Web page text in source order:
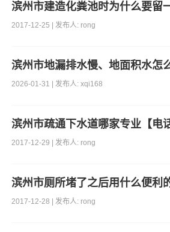
滨州市建造化粪池时为什么要留
2017-12-25 | 发布人: rong
滨州市地漏排水慢、地面积水怎
2026-01-31 | 发布人: xqi168
滨州市疏通下水道哪家专业【电
2017-12-29 | 发布人: rong
滨州市厕所堵了之后用什么便利
2017-12-28 | 发布人: rong